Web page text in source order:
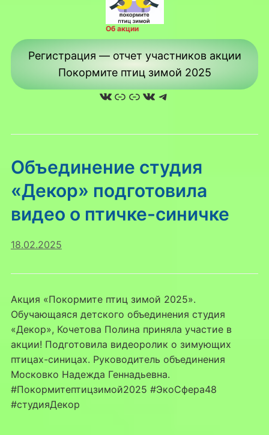
Об акции
Регистрация — отчет участников акции
Покормите птиц зимой 2025
ВКонтакте
Ссылка
Ссылка
ВКонтакте
Telegram
Объединение студия
«Декор» подготовила
видео о птичке-синичке
18.02.2025
Акция «Покормите птиц зимой 2025».
Обучающаяся детского объединения студия
«Декор», Кочетова Полина приняла участие в
акции! Подготовила видеоролик о зимующих
птицах-синицах. Руководитель объединения
Московко Надежда Геннадьевна.
#Покормитептицзимой2025 #ЭкоСфера48
#студияДекор